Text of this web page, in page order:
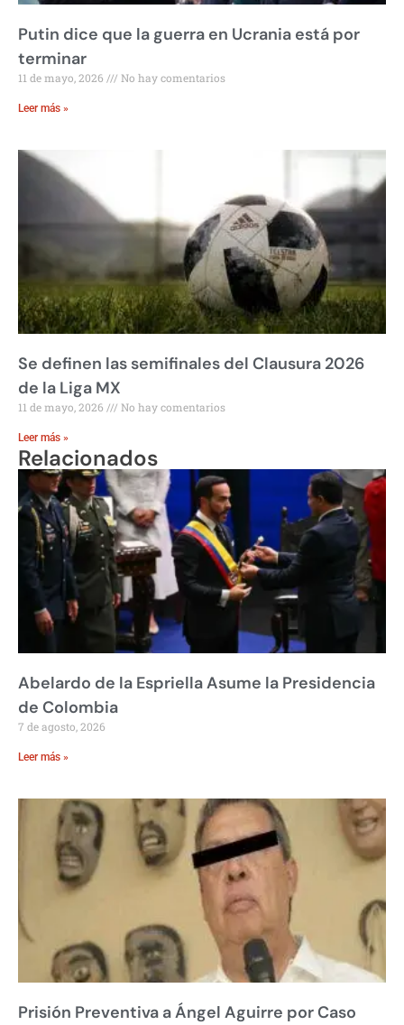
Putin dice que la guerra en Ucrania está por
terminar
11 de mayo, 2026 No hay comentarios
Leer más »
Se definen las semifinales del Clausura 2026
de la Liga MX
11 de mayo, 2026 No hay comentarios
Leer más »
Relacionados
Abelardo de la Espriella Asume la Presidencia
de Colombia
7 de agosto, 2026
Leer más »
Prisión Preventiva a Ángel Aguirre por Caso